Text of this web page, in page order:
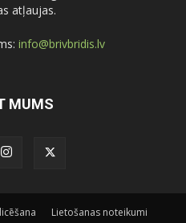
atļaujas.
info@brivbridis.lv
MUMS
Lietošanas noteikumi